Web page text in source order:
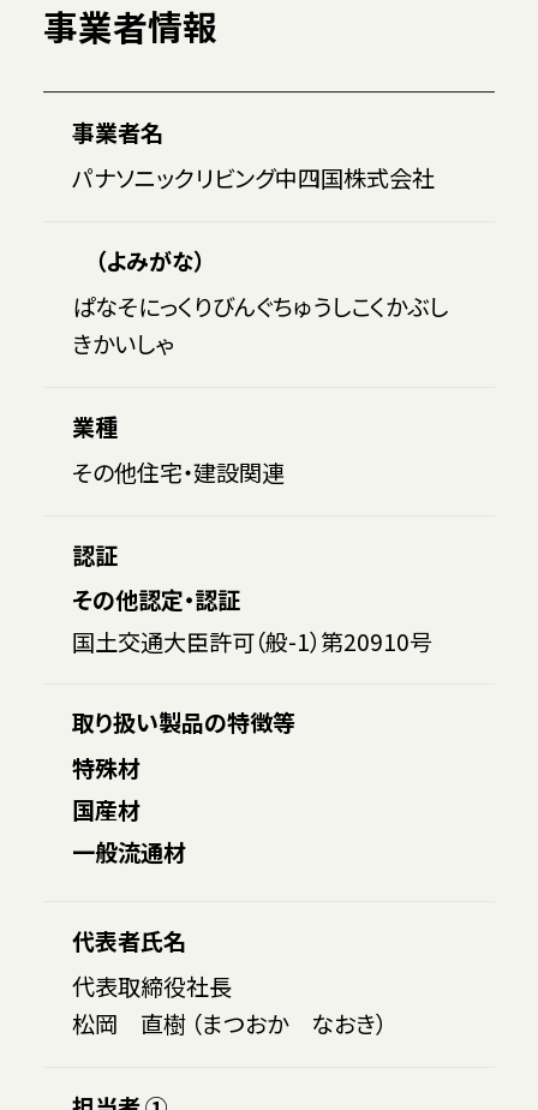
事業者情報
事業者名
パナソニックリビング中四国株式会社
（よみがな）
ぱなそにっくりびんぐちゅうしこくかぶし
きかいしゃ
業種
その他住宅・建設関連
認証
その他認定・認証
国土交通大臣許可（般-1）第20910号
取り扱い製品の特徴等
特殊材
国産材
一般流通材
代表者氏名
代表取締役社長
松岡 直樹 （まつおか なおき）